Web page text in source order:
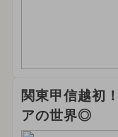
関東甲信越初
アの世界◎